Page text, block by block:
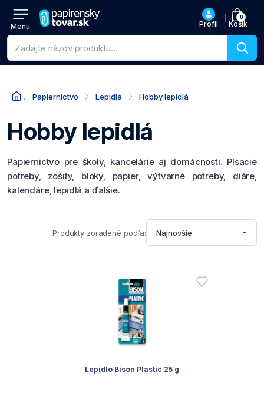
Menu Profil
0
Košík
Vyhľadávanie produktov
Papiernictvo Lepidlá Hobby lepidlá
Hobby lepidlá
Papiernictvo pre školy, kancelárie aj domácnosti. Písacie
potreby, zošity, bloky, papier, výtvarné potreby, diáre,
kalendáre, lepidlá a ďalšie.
Produkty zoradené podľa: Najnovšie
Lepidlo Bison Plastic 25 g